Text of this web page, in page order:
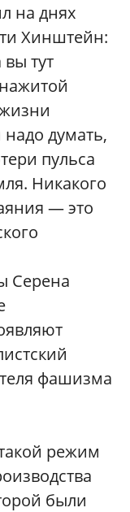
на днях
Хинштейн:
вы тут
думать,
пульса
Никакого
— это
Серена
фашизма
режим
были